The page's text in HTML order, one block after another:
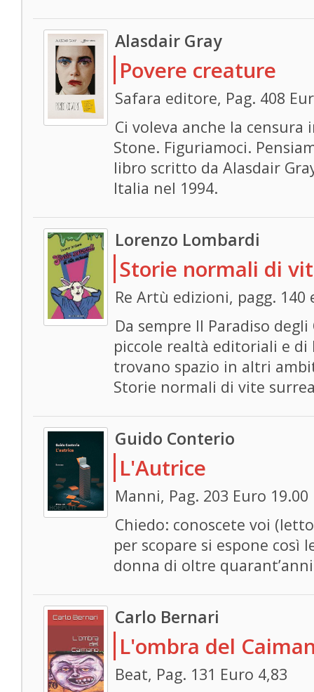
Alasdair Gray
Povere creature
Safara editore, Pag. 408
Ci voleva anche la censura
Stone. Figuriamoci.
libro scritto da Alasdair
Italia nel 1994.
Lorenzo Lombardi
Storie normali di
Re Artù edizioni, pagg. 140
Da sempre Il Paradiso
piccole realtà editoriali e
trovano spazio in altri
Storie normali di vite
Guido Conterio
L'Autrice
Manni, Pag. 203 Euro 19.00
Chiedo: conoscete voi
per scopare si espone
donna di oltre
Carlo Bernari
L'ombra del
Beat, Pag. 131 Euro 4,83